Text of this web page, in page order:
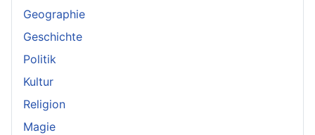
Geographie
Geschichte
Politik
Kultur
Religion
Magie